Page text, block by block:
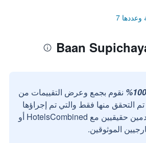
7
نقوم بجمع وعرض التقييمات من
التحقق منها فقط والتي تم إجراؤها
بواسطة مستخدمين حقيقيين مع HotelsCombined أو
الموثوقين.